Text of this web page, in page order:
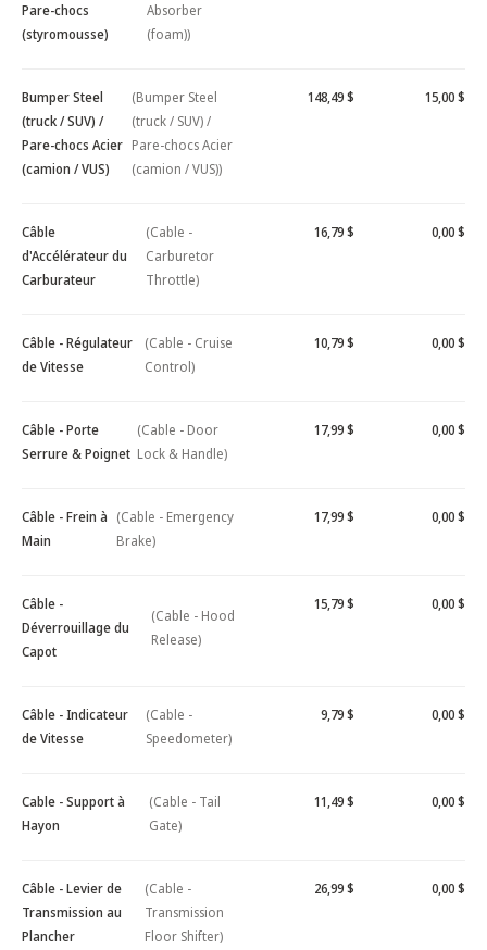
Pare-chocs
(styromousse)
Absorber
(foam))
Bumper Steel
(truck / SUV) /
Pare-chocs Acier
(camion / VUS)
(Bumper Steel
(truck / SUV) /
Pare-chocs Acier
(camion / VUS))
148,49 $ 15,00 $
Câble
d'Accélérateur du
Carburateur
(Cable -
Carburetor
Throttle)
16,79 $ 0,00 $
Câble - Régulateur
de Vitesse
(Cable - Cruise
Control)
10,79 $ 0,00 $
Câble - Porte
Serrure & Poignet
(Cable - Door
Lock & Handle)
17,99 $ 0,00 $
Câble - Frein à
Main
(Cable - Emergency
Brake)
17,99 $ 0,00 $
Câble -
Déverrouillage du
Capot
(Cable - Hood
Release)
15,79 $ 0,00 $
Câble - Indicateur
de Vitesse
(Cable -
Speedometer)
9,79 $ 0,00 $
Cable - Support à
Hayon
(Cable - Tail
Gate)
11,49 $ 0,00 $
Câble - Levier de
Transmission au
Plancher
(Cable -
Transmission
Floor Shifter)
26,99 $ 0,00 $